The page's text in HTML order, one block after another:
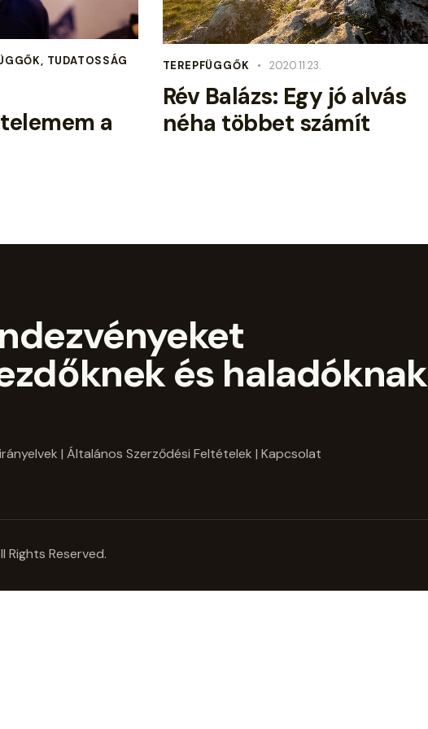
, TUDATOSSÁG
a
TEREPFÜGGŐK 2020.11.23.
Rév Balázs: Egy jó alvás
néha többet számít
és haladóknak
| Általános Szerződési Feltételek | Kapcsolat
Reserved.